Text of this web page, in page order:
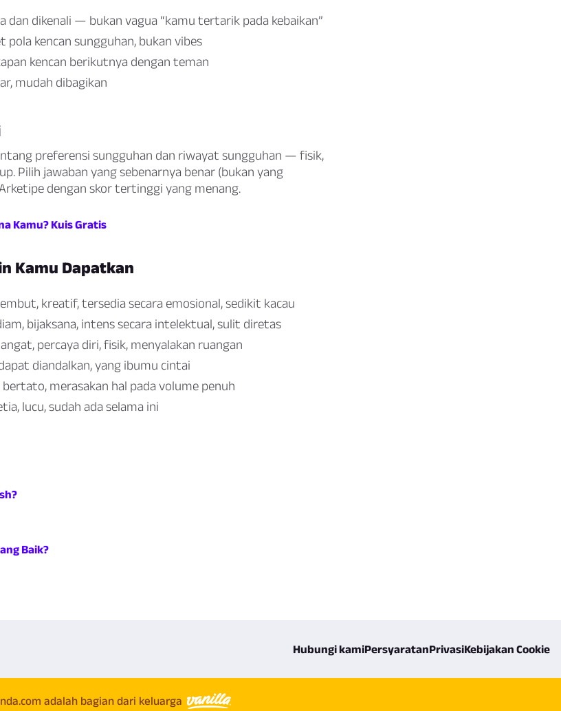
dan dikenali — bukan vagua “kamu tertarik pada kebaikan”
pola kencan sungguhan, bukan vibes
kencan berikutnya dengan teman
mudah dibagikan
preferensi sungguhan dan riwayat sungguhan — fisik,
Pilih jawaban yang sebenarnya benar (bukan yang
dengan skor tertinggi yang menang.
Kamu? Kuis Gratis
Kamu Dapatkan
kreatif, tersedia secara emosional, sedikit kacau
bijaksana, intens secara intelektual, sulit diretas
percaya diri, fisik, menyalakan ruangan
diandalkan, yang ibumu cintai
merasakan hal pada volume penuh
lucu, sudah ada selama ini
Baik?
Hubungi kamiPersyaratanPrivasiKebijakan Cookie
adalah bagian dari keluarga